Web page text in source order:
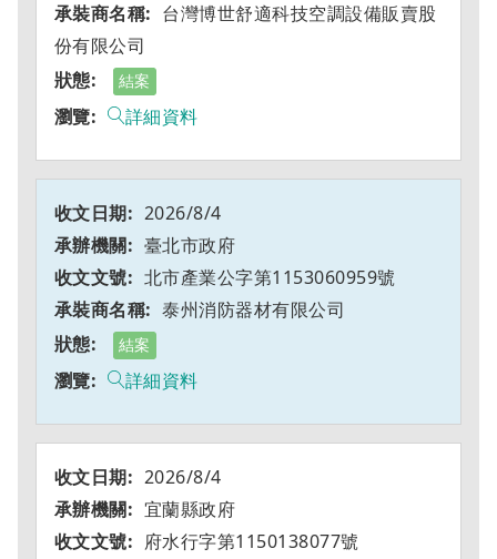
台灣博世舒適科技空調設備販賣股
份有限公司
結案
詳細資料
2026/8/4
臺北市政府
北市產業公字第1153060959號
泰州消防器材有限公司
結案
詳細資料
2026/8/4
宜蘭縣政府
府水行字第1150138077號